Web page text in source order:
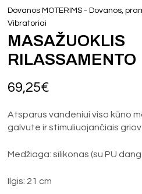
Dovanos MOTERIMS -Dovanos,
Vibratoriai
MASAŽUOKLIS
RILASSAMENTO
69,25€
Atsparus vandeniui viso kūno
galvute ir stimuliuojančiais
Medžiaga: silikonas (su PU
Ilgis: 21 cm